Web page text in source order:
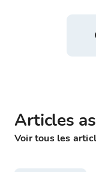
Articles
Voir tous les